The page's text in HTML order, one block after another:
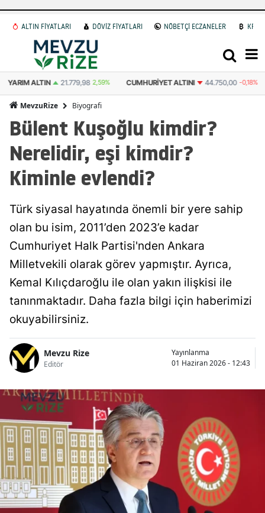
ALTIN FİYATLARI DÖVİZ FİYATLARI NÖBETÇİ ECZANELER
YARIM ALTIN 21.779,98 2,59% CUMHURIYET ALTINI 44.750,00 -0,18%
MevzuRize Biyografi
Bülent Kuşoğlu kimdir?
Nerelidir, eşi kimdir?
Kiminle evlendi?
Türk siyasal hayatında önemli bir yere sahip
olan bu isim, 2011’den 2023’e kadar
Cumhuriyet Halk Partisi'nden Ankara
Milletvekili olarak görev yapmıştır. Ayrıca,
Kemal Kılıçdaroğlu ile olan yakın ilişkisi ile
tanınmaktadır. Daha fazla bilgi için haberimizi
okuyabilirsiniz.
Mevzu Rize
Editör
Yayınlanma
01 Haziran 2026 - 12:43